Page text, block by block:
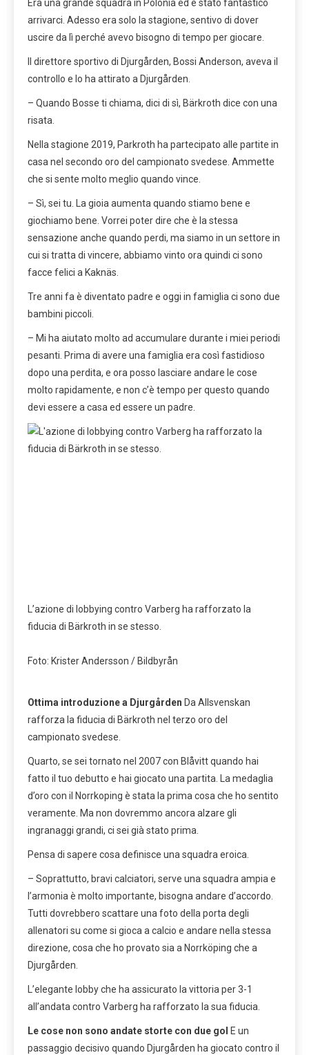
Era una grande squadra in Polonia ed è stato fantastico
arrivarci. Adesso era solo la stagione, sentivo di dover
uscire da lì perché avevo bisogno di tempo per giocare.
Il direttore sportivo di Djurgården, Bossi Anderson, aveva il
controllo e lo ha attirato a Djurgården.
– Quando Bosse ti chiama, dici di sì, Bärkroth dice con una
risata.
Nella stagione 2019, Parkroth ha partecipato alle partite in
casa nel secondo oro del campionato svedese. Ammette
che si sente molto meglio quando vince.
– Sì, sei tu. La gioia aumenta quando stiamo bene e
giochiamo bene. Vorrei poter dire che è la stessa
sensazione anche quando perdi, ma siamo in un settore in
cui si tratta di vincere, abbiamo vinto ora quindi ci sono
facce felici a Kaknäs.
Tre anni fa è diventato padre e oggi in famiglia ci sono due
bambini piccoli.
– Mi ha aiutato molto ad accumulare durante i miei periodi
pesanti. Prima di avere una famiglia era così fastidioso
dopo una perdita, e ora posso lasciare andare le cose
molto rapidamente, e non c’è tempo per questo quando
devi essere a casa ed essere un padre.
L’azione di lobbying contro Varberg ha rafforzato la
fiducia di Bärkroth in se stesso.
Foto: Krister Andersson / Bildbyrån
Ottima introduzione a Djurgården Da Allsvenskan
rafforza la fiducia di Bärkroth nel terzo oro del
campionato svedese.
Quarto, se sei tornato nel 2007 con Blåvitt quando hai
fatto il tuo debutto e hai giocato una partita. La medaglia
d’oro con il Norrkoping è stata la prima cosa che ho sentito
veramente. Ma non dovremmo ancora alzare gli
ingranaggi grandi, ci sei già stato prima.
Pensa di sapere cosa definisce una squadra eroica.
– Soprattutto, bravi calciatori, serve una squadra ampia e
l’armonia è molto importante, bisogna andare d’accordo.
Tutti dovrebbero scattare una foto della porta degli
allenatori su come si gioca a calcio e andare nella stessa
direzione, cosa che ho provato sia a Norrköping che a
Djurgården.
L’elegante lobby che ha assicurato la vittoria per 3-1
all’andata contro Varberg ha rafforzato la sua fiducia.
Le cose non sono andate storte con due gol
E un
passaggio decisivo quando Djurgården ha giocato contro il